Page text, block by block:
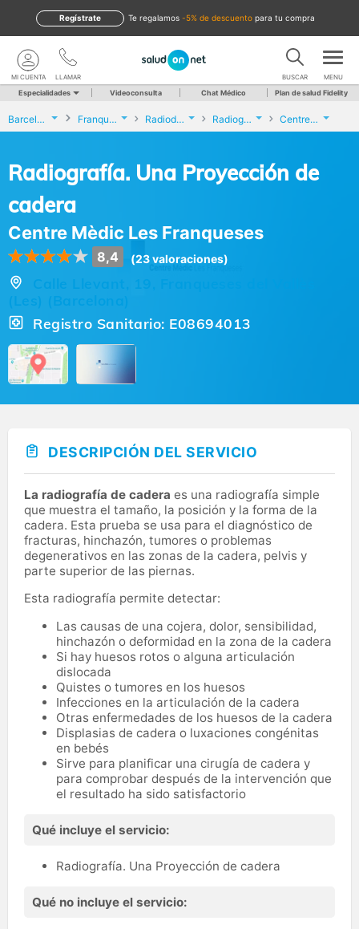
te regalamos -5% de descuento para tu compra
Regístrate
LLAMAR
MI CUENTA BUSCAR MENU
Especialidades Videoconsulta Chat Médico Plan de salud Fidelity
Barcelona Franqueses del Vallès (Les) Radiodiagnóstico Radiografía. Una Proyección de cadera Centre Mèdic Les Franqueses
Radiografía. Una Proyección de
cadera
Centre Mèdic Les Franqueses
8,4 (23 valoraciones)
Calle Llevant, 19, Franqueses del Vallès
(Les) (Barcelona)
Registro Sanitario: E08694013
DESCRIPCIÓN DEL SERVICIO
La radiografía de cadera es una radiografía simple
que muestra el tamaño, la posición y la forma de la
cadera. Esta prueba se usa para el diagnóstico de
fracturas, hinchazón, tumores o problemas
degenerativos en las zonas de la cadera, pelvis y
parte superior de las piernas.
Esta radiografía permite detectar:
Las causas de una cojera, dolor, sensibilidad,
hinchazón o deformidad en la zona de la cadera
Si hay huesos rotos o alguna articulación
dislocada
Quistes o tumores en los huesos
Infecciones en la articulación de la cadera
Otras enfermedades de los huesos de la cadera
Displasias de cadera o luxaciones congénitas
en bebés
Sirve para planificar una cirugía de cadera y
para comprobar después de la intervención que
el resultado ha sido satisfactorio
Qué incluye el servicio:
Radiografía. Una Proyección de cadera
Qué no incluye el servicio: